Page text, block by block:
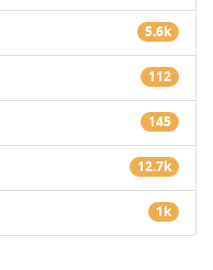
5.6k
112
145
12.7k
1k